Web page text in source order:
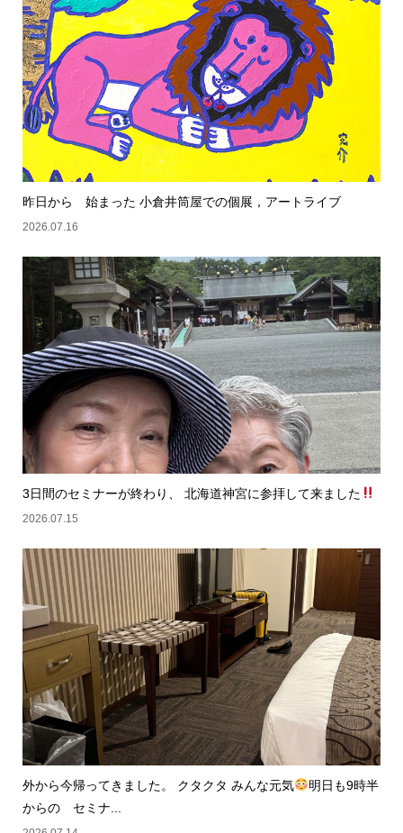
昨日から 始まった 小倉井筒屋での個展，アートライブ
2026.07.16
3日間のセミナーが終わり、 北海道神宮に参拝して来ました
2026.07.15
外から今帰ってきました。 クタクタ みんな元気
明日も9時半
からの セミナ...